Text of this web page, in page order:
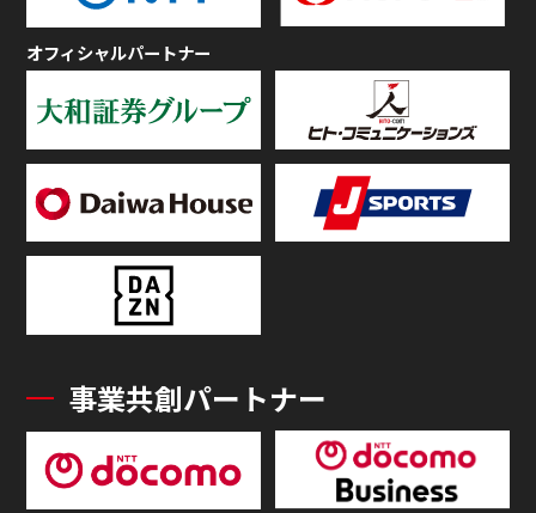
オフィシャルパートナー
事業共創パートナー